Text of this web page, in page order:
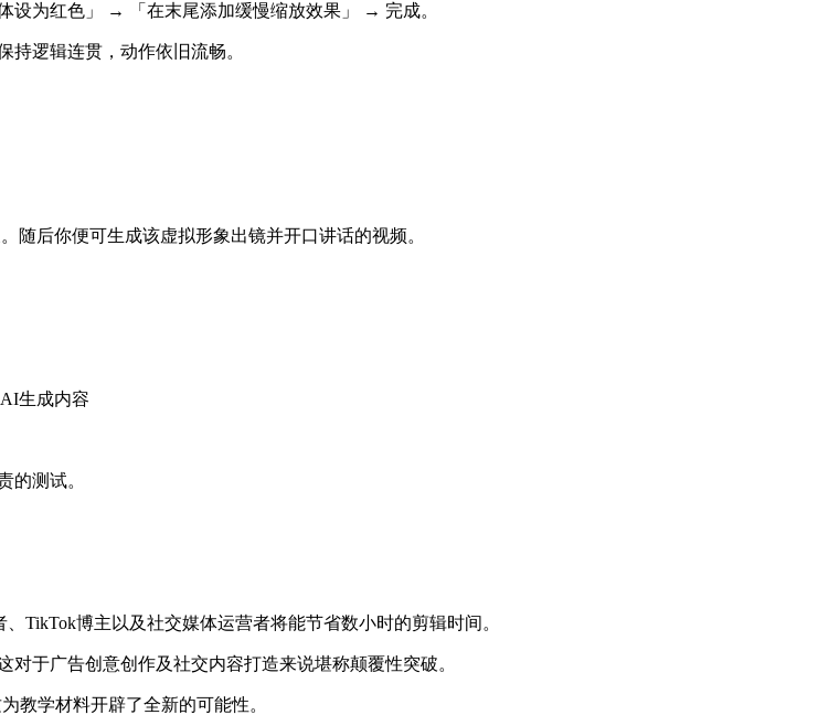
为红色」 → 「在末尾添加缓慢缩放效果」 → 完成。
逻辑连贯，动作依旧流畅。
随后你便可生成该虚拟形象出镜并开口讲话的视频。
生成内容
的测试。
TikTok博主以及社交媒体运营者将能节省数小时的剪辑时间。
于广告创意创作及社交内容打造来说堪称颠覆性突破。
教学材料开辟了全新的可能性。